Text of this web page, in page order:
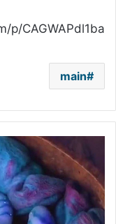
p/CAGWAPdl1ba/
main
يعاني
الحظ
العاثر..
والمخرج: